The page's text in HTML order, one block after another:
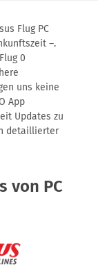
Flug PC
–.
0
uns keine
App
Updates zu
detaillierter
von PC